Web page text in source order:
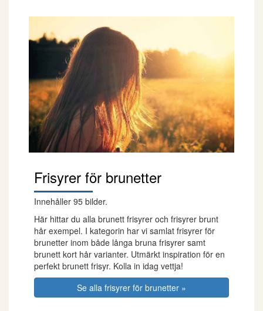
Frisyrer för brunetter
Innehåller 95 bilder.
Här hittar du alla brunett frisyrer och frisyrer brunt
hår exempel. I kategorin har vi samlat frisyrer för
brunetter inom både långa bruna frisyrer samt
brunett kort hår varianter. Utmärkt inspiration för en
perfekt brunett frisyr. Kolla in idag vettja!
Se alla frisyrer för brunetter »